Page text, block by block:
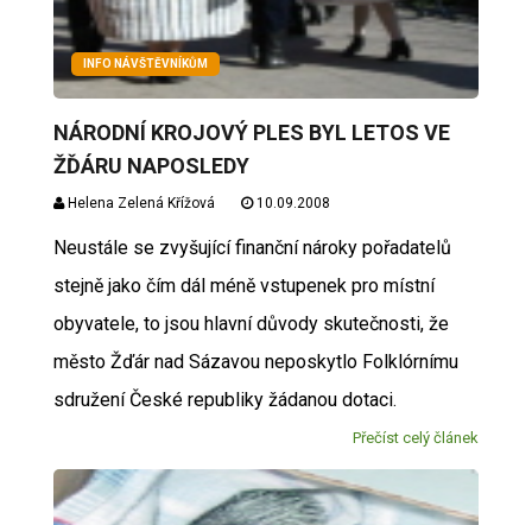
INFO NÁVŠTĚVNÍKŮM
NÁRODNÍ KROJOVÝ PLES BYL LETOS VE
ŽĎÁRU NAPOSLEDY
Helena Zelená Křížová 10.09.2008
Neustále se zvyšující finanční nároky pořadatelů
stejně jako čím dál méně vstupenek pro místní
obyvatele, to jsou hlavní důvody skutečnosti, že
město Žďár nad Sázavou neposkytlo Folklórnímu
sdružení České republiky žádanou dotaci.
Přečíst celý článek